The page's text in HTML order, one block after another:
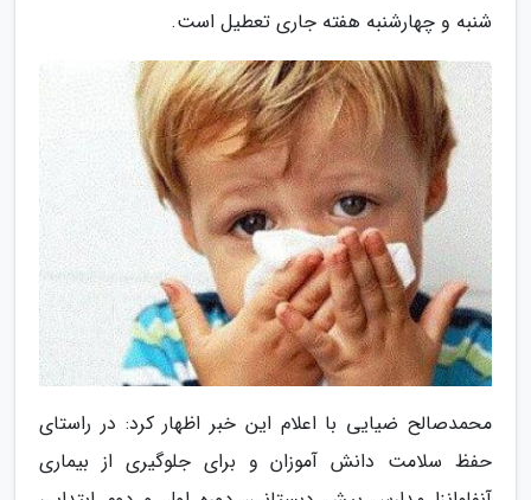
شنبه و چهارشنبه هفته جاری تعطیل است.
محمدصالح ضیایی با اعلام این خبر اظهار کرد: در راستای
حفظ سلامت دانش آموزان و برای جلوگیری از بیماری